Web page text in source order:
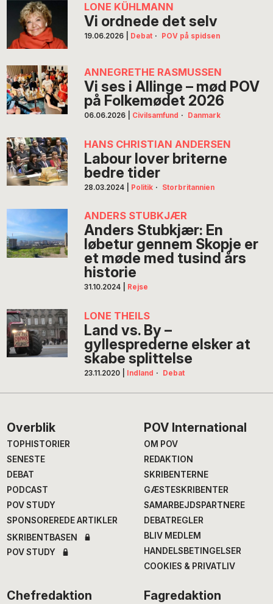
LONE KÜHLMANN
Vi ordnede det selv
19.06.2026 Debat · POV på spidsen
ANNEGRETHE RASMUSSEN
Vi ses i Allinge – mød POV
på Folkemødet 2026
06.06.2026 Civilsamfund · Danmark
HANS CHRISTIAN ANDERSEN
Labour lover briterne
bedre tider
28.03.2024 Politik · Storbritannien
ANDERS STUBKJÆR
Anders Stubkjær: En
løbetur gennem Skopje er
et møde med tusind års
historie
31.10.2024 Rejse
LONE THEILS
Land vs. By –
gyllesprederne elsker at
skabe splittelse
23.11.2020 Indland · Debat
Footer
Overblik
TOPHISTORIER
SENESTE
DEBAT
PODCAST
POV STUDY
SPONSOREREDE ARTIKLER
SKRIBENTBASEN
POV STUDY
POV International
OM POV
REDAKTION
SKRIBENTERNE
GÆSTESKRIBENTER
SAMARBEJDSPARTNERE
DEBATREGLER
BLIV MEDLEM
HANDELSBETINGELSER
COOKIES & PRIVATLIV
Chefredaktion Fagredaktion